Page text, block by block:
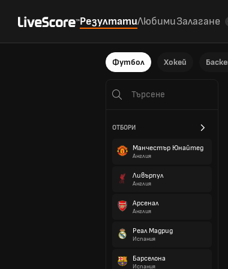
РезултатиЛюбимиЗалагане
Футбол Хокей
ОТБОРИ
Манчестър Юнайтед
Англия
Ливърпул
Англия
Арсенал
Англия
Реал Мадрид
Испания
Барселона
Испания